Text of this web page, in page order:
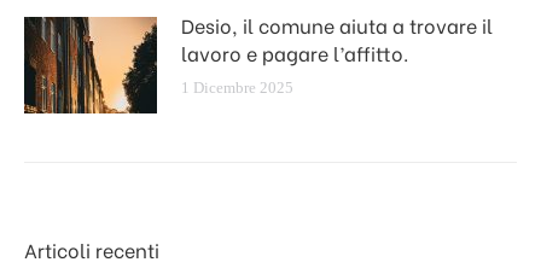
Desio, il comune aiuta a trovare il
lavoro e pagare l’affitto.
1 Dicembre 2025
Articoli recenti